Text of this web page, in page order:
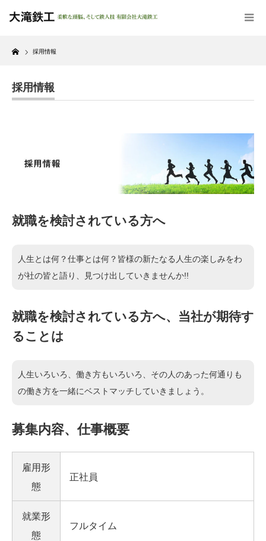
Home
採用情報
採用情報
就職を検討されている方へ
人生とは何？仕事とは何？皆様の新たなる人生の楽しみをわ
が社の皆と語り、見つけ出していきませんか!!
就職を検討されている方へ、当社が期待す
ることは
人生いろいろ、働き方もいろいろ、その人のあった何通りも
の働き方を一緒にベストマッチしていきましょう。
募集内容、仕事概要
雇用形
態
正社員
就業形
態
フルタイム